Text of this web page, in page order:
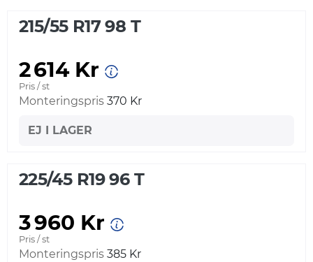
215/55 R17 98 T
2 614 Kr
Pris / st
Monteringspris 370 Kr
EJ I LAGER
225/45 R19 96 T
3 960 Kr
Pris / st
Monteringspris 385 Kr